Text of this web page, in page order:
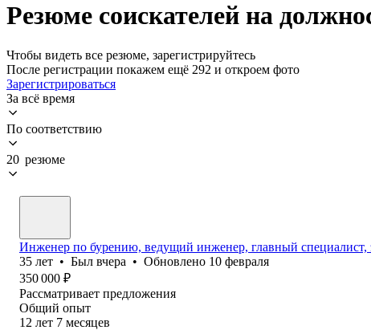
Резюме соискателей на
Чтобы видеть все резюме, зарегистрируйтесь
После регистрации покажем ещё 292 и откроем фото
Зарегистрироваться
За всё время
По соответствию
20 резюме
Инженер по бурению, ведущий инженер, главный специалист,
35 лет • Был вчера • Обновлено 10 февраля
350 000 ₽
Рассматривает предложения
Общий опыт
12 лет 7 месяцев